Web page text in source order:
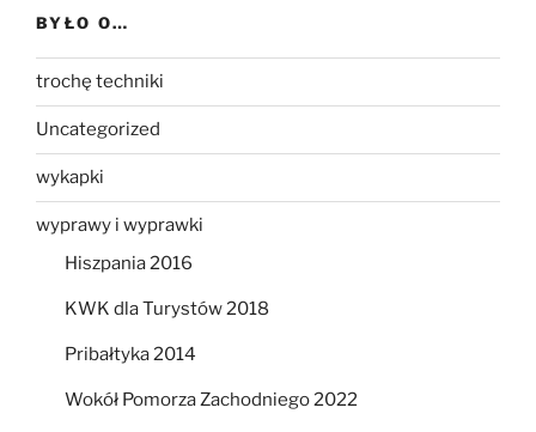
BYŁO O…
trochę techniki
Uncategorized
wykapki
wyprawy i wyprawki
Hiszpania 2016
KWK dla Turystów 2018
Pribałtyka 2014
Wokół Pomorza Zachodniego 2022